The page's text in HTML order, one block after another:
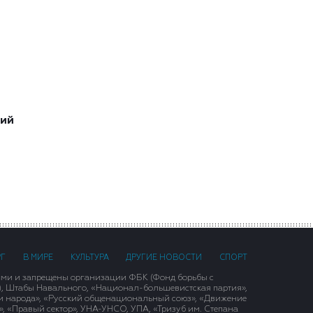
В МИРЕ КУЛЬТУРА ДРУГИЕ НОВОСТИ СПОРТ
и запрещены организации ФБК (Фонд борьбы с
Штабы Навального, «Национал-большевистская партия»,
народа», «Русский общенациональный союз», «Движение
«Правый сектор», УНА-УНСО, УПА, «Тризуб им. Степана